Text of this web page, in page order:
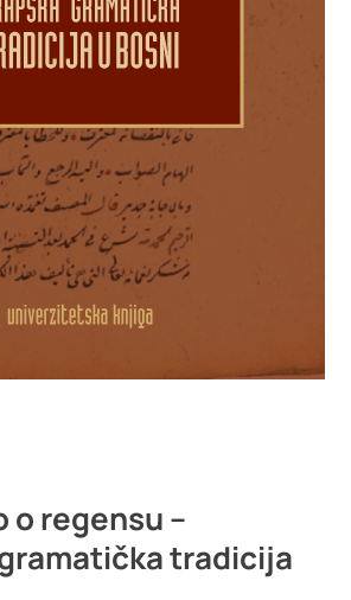
o regensu –
tradicija